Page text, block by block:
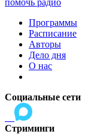
помочь радио
Программы
Расписание
Авторы
Дело дня
О нас
Социальные сети
Стриминги